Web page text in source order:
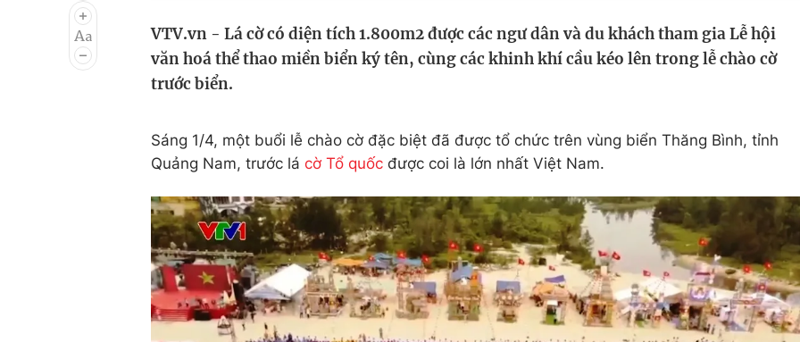
Điện ảnh
Âm nhạc
Làm đẹp
Học trực tuyến
Sản phẩm
VTV.vn - Lá cờ có diện tích 1.800m2 được các ngư dân và du khách tham gia Lễ hội
văn hoá thể thao miền biển ký tên, cùng các khinh khí cầu kéo lên trong lễ chào cờ
trước biển.
Sáng 1/4, một buổi lễ chào cờ đặc biệt đã được tổ chức trên vùng biển Thăng Bình, tỉnh
Quảng Nam, trước lá cờ Tổ quốc được coi là lớn nhất Việt Nam.